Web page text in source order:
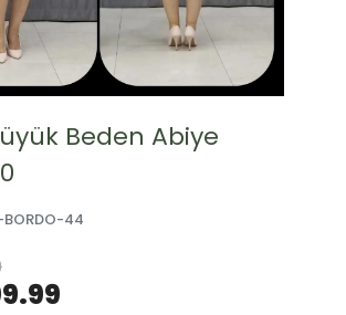
Beden Abiye
44